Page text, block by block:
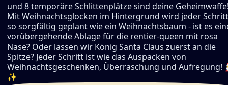
und 8 temporäre Schlittenplätze sind deine
Mit Weihnachtsglocken im Hintergrund wird jeder Schritt
so sorgfältig geplant wie ein Weihnachtsbaum - ist es
vorübergehende Ablage für die rentier-queen mit rosa
Nase? Oder lassen wir König Santa Claus zuerst an die
Spitze? Jeder Schritt ist wie das Auspacken von
Weihnachtsgeschenken, Überraschung und Aufregung!
✨